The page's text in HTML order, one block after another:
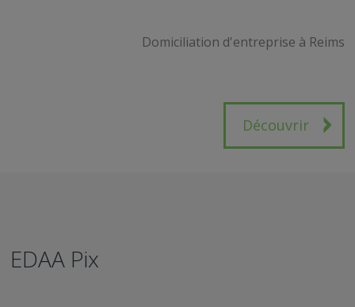
Domiciliation d'entreprise à Reims
Découvrir
EDAA Pix